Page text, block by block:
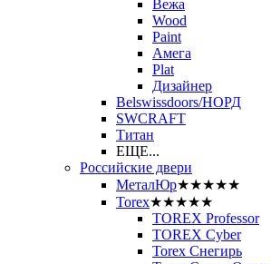
Вежа
Wood
Paint
Амега
Plat
Дизайнер
Belswissdoors/НОРД
SWCRAFT
Титан
ЕЩЕ...
Российские двери
МеталЮр★★★★★
Torex★★★★★
TOREX Professor
TOREX Cyber
Torex Снегирь